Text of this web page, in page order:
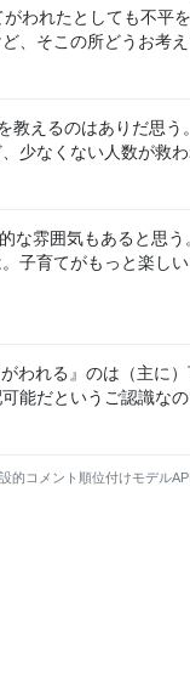
がわれたとしても不平
、そこの所どうお考え
教えるのはありだ思う
少なくない人数が救わ
な雰囲気もあると思
子育てがもっと楽し
われる』のは（主に
能だというご認識な
的コメント順位付けモデル